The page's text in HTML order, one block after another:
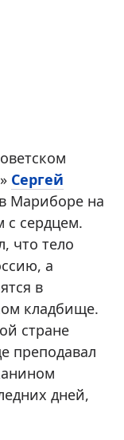
Сергей
Мариборе на
с сердцем.
что тело
а
в
кладбище.
стране
преподавал
дней,